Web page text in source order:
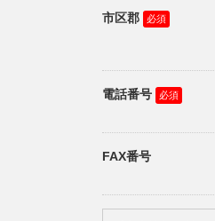
市区郡
電話番号
FAX番号